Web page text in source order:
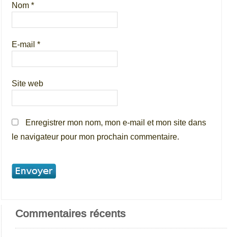
Nom*
E-mail*
Site web
Enregistrer mon nom, mon e-mail et mon site dans
le navigateur pour mon prochain commentaire.
Commentaires récents